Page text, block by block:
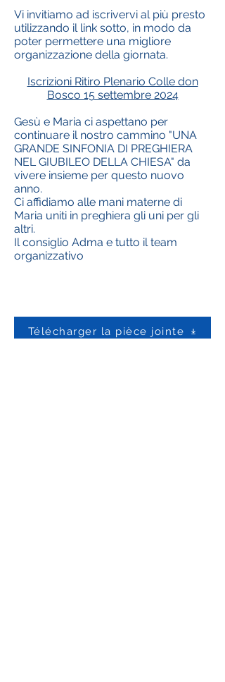
Vi invitiamo ad iscrivervi al più presto
utilizzando il link sotto, in modo da
poter permettere una migliore
organizzazione della giornata.
Iscrizioni Ritiro Plenario Colle don
Bosco 15 settembre 2024
Gesù e Maria ci aspettano per
continuare il nostro cammino "UNA
GRANDE SINFONIA DI PREGHIERA
NEL GIUBILEO DELLA CHIESA" da
vivere insieme per questo nuovo
anno.
Ci affidiamo alle mani materne di
Maria uniti in preghiera gli uni per gli
altri.
Il consiglio Adma e tutto il team
organizzativo
Télécharger la pièce jointe